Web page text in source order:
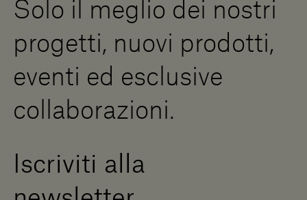
Diventa un rivenditore
Press Area
Solo il meglio dei nostri
progetti, nuovi prodotti,
eventi ed esclusive
collaborazioni.
Iscriviti alla